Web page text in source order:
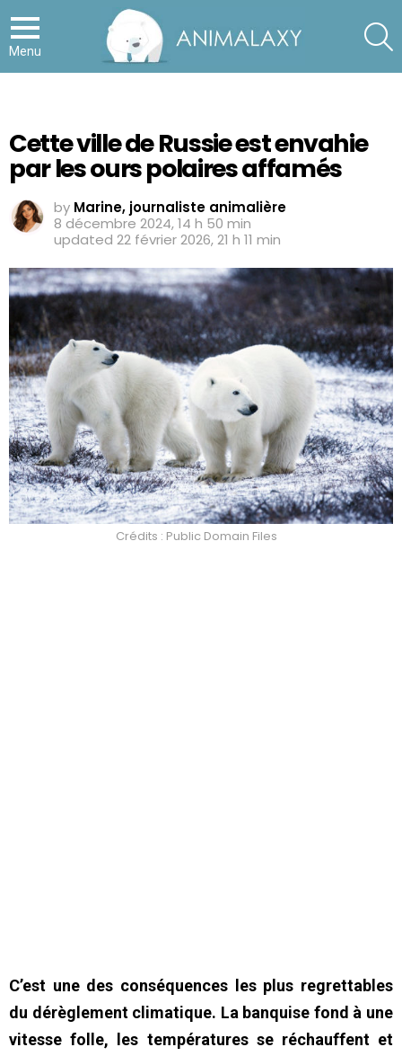
Menu
Cette ville de Russie est envahie
par les ours polaires affamés
by Marine, journaliste animalière
8 décembre 2024, 14 h 50 min
updated 22 février 2026, 21 h 11 min
Crédits : Public Domain Files
C’est une des conséquences les plus regrettables
du dérèglement climatique. La banquise fond à une
vitesse folle, les températures se réchauffent et